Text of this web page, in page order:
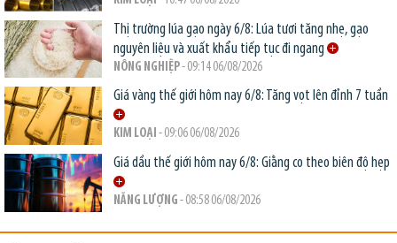
Thị trường lúa gạo ngày 6/8: Lúa tươi tăng nhẹ, gạo
nguyên liệu và xuất khẩu tiếp tục đi ngang
NÔNG NGHIỆP- 09:14 06/08/2026
Giá vàng thế giới hôm nay 6/8: Tăng vọt lên đỉnh 7 tuần
KIM LOẠI - 09:06 06/08/2026
Giá dầu thế giới hôm nay 6/8: Giằng co theo biên độ hẹp
NĂNG LƯỢNG - 08:58 06/08/2026